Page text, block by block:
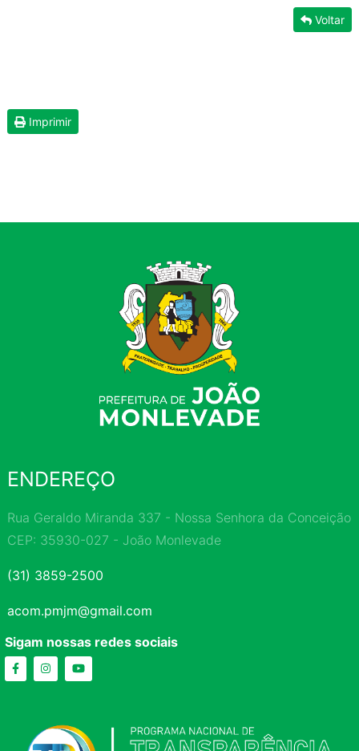
Voltar
Imprimir
ENDEREÇO
Rua Geraldo Miranda 337 - Nossa Senhora da Conceição
CEP: 35930-027 - João Monlevade
(31) 3859-2500
acom.pmjm@gmail.com
Sigam nossas redes sociais